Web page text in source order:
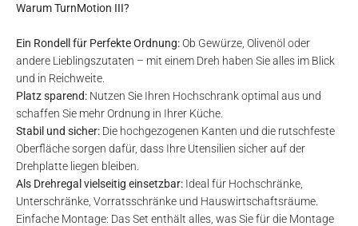
Warum TurnMotion III?
Ein Rondell für Perfekte Ordnung:Ob Gewürze, Olivenöl oder
andere Lieblingszutaten – mit einem Dreh haben Sie alles im Blick
und in Reichweite.
Platz sparend: Nutzen Sie Ihren Hochschrank optimal aus und
schaffen Sie mehr Ordnung in Ihrer Küche.
Stabil und sicher: Die hochgezogenen Kanten und die rutschfeste
Oberfläche sorgen dafür, dass Ihre Utensilien sicher auf der
Drehplatte liegen bleiben.
Als Drehregal vielseitig einsetzbar: Ideal für Hochschränke,
Unterschränke, Vorratsschränke und Hauswirtschaftsräume.
Einfache Montage: Das Set enthält alles, was Sie für die Montage